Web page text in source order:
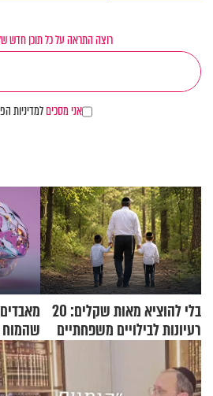
רוצה התראה על כל תוכן חדש
אני מסכיםלמדיניות
בלי להוציא מאות שקלים: 20
רעיונות לבילויים משפחתיים
כמעט בחינם
שהמוח